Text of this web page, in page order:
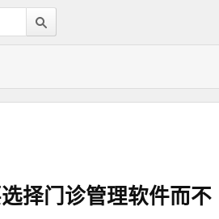
择门诊管理软件而不